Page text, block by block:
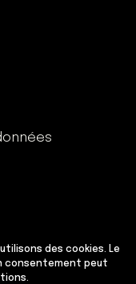
des cookies. Le
consentement peut